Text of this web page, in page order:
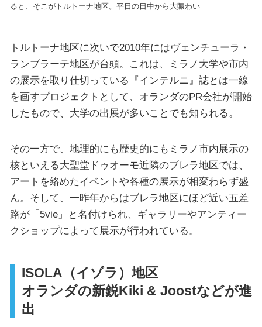
ると、そこがトルトーナ地区。平日の日中から大賑わい
トルトーナ地区に次いで2010年にはヴェンチューラ・
ランブラーテ地区が台頭。これは、ミラノ大学や市内
の展示を取り仕切っている『インテルニ』誌とは一線
を画すプロジェクトとして、オランダのPR会社が開始
したもので、大学の出展が多いことでも知られる。
その一方で、地理的にも歴史的にもミラノ市内展示の
核といえる大聖堂ドゥオーモ近隣のブレラ地区では、
アートを絡めたイベントや各種の展示が相変わらず盛
ん。そして、一昨年からはブレラ地区にほど近い五差
路が「5vie」と名付けられ、ギャラリーやアンティー
クショップによって展示が行われている。
ISOLA（イゾラ）地区
オランダの新鋭Kiki & Joostなどが進
出